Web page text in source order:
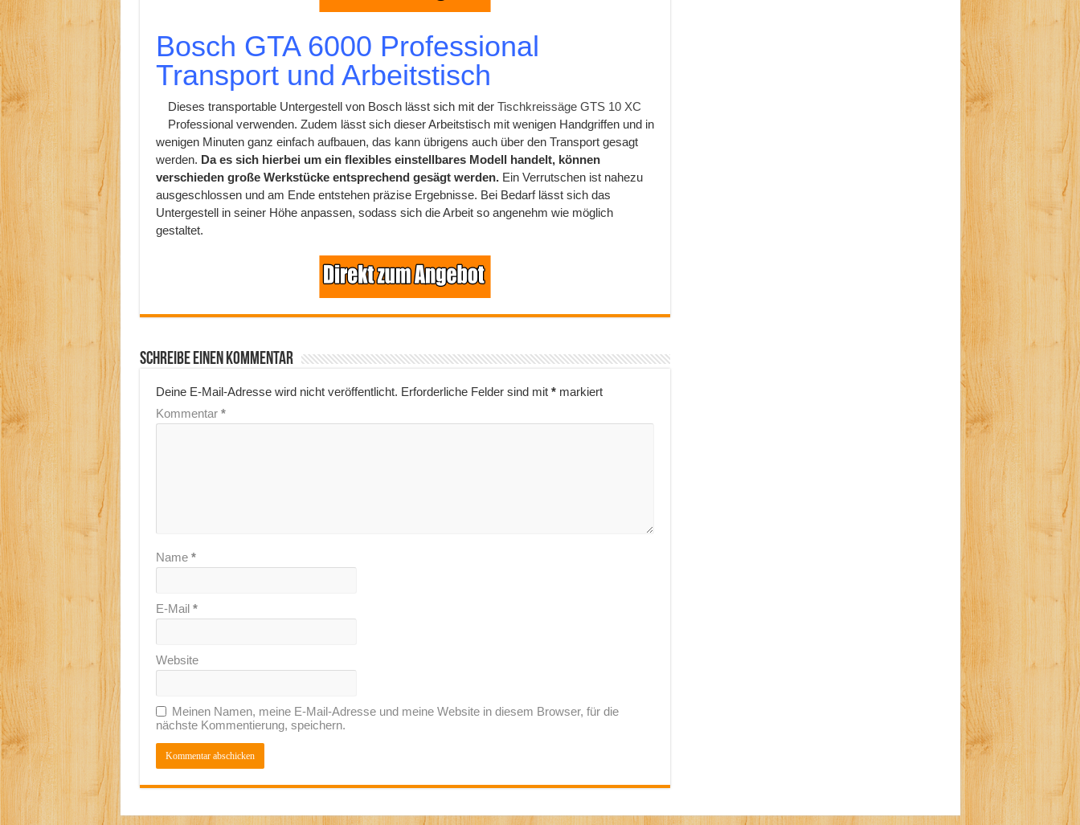
Bosch GTA 6000 Professional
Transport und Arbeitstisch
Dieses transportable Untergestell von Bosch lässt sich mit der Tischkreissäge GTS 10 XC
Professional verwenden. Zudem lässt sich dieser Arbeitstisch mit wenigen Handgriffen und in
wenigen Minuten ganz einfach aufbauen, das kann übrigens auch über den Transport gesagt
werden. Da es sich hierbei um ein flexibles einstellbares Modell handelt, können
verschieden große Werkstücke entsprechend gesägt werden.Ein Verrutschen ist nahezu
ausgeschlossen und am Ende entstehen präzise Ergebnisse. Bei Bedarf lässt sich das
Untergestell in seiner Höhe anpassen, sodass sich die Arbeit so angenehm wie möglich
gestaltet.
Schreibe einen Kommentar
Deine E-Mail-Adresse wird nicht veröffentlicht. Erforderliche Felder sind mit *markiert
Kommentar *
Name *
E-Mail *
Website
Meinen Namen, meine E-Mail-Adresse und meine Website in diesem Browser, für die
nächste Kommentierung, speichern.